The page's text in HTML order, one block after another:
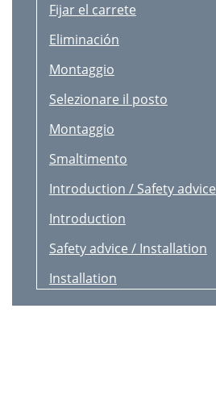
Fijar el carrete
Eliminación
Montaggio
Selezionare il posto
Montaggio
Smaltimento
Introduction / Safety advice
Introduction
Safety advice / Installation
Installation
Maintenance